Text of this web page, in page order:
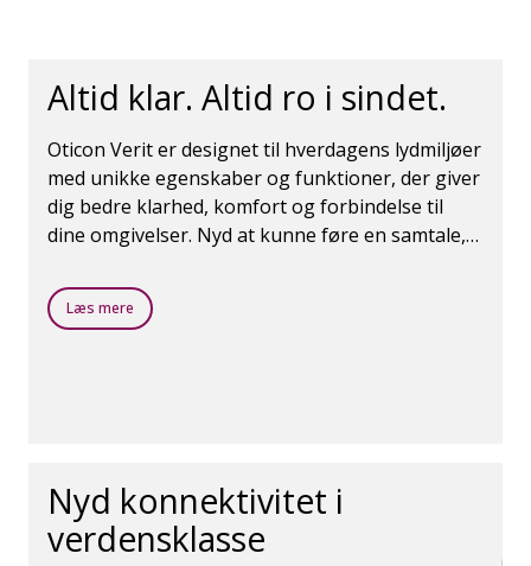
Altid klar. Altid ro i sindet.
Oticon Verit er designet til hverdagens lydmiljøer
med unikke egenskaber og funktioner, der giver
dig bedre klarhed, komfort og forbindelse til
dine omgivelser. Nyd at kunne føre en samtale,
går glip at det, der sker omkring dig.
Læs mere
Nyd konnektivitet i
verdensklasse